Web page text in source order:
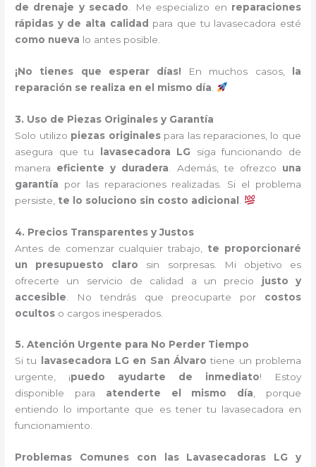
de drenaje y secado . Me especializo en reparaciones
rápidas y de alta calidad para que tu lavasecadora esté
como nueva lo antes posible.
¡No tienes que esperar días! En muchos casos,
la
reparación se realiza en el mismo día
3. Uso de Piezas Originales y Garantía
Solo utilizo piezas originalespara las reparaciones, lo que
asegura que tu
lavasecadora LG siga funcionando de
manera eficiente y duradera . Además, te ofrezco una
garantía por las reparaciones realizadas. Si el problema
persiste, te lo soluciono sin costo adicional
4. Precios Transparentes y Justos
Antes de comenzar cualquier trabajo, te proporcionaré
un presupuesto claro sin sorpresas. Mi objetivo es
ofrecerte un servicio de calidad a un precio justo y
accesible . No tendrás que preocuparte por costos
ocultos o cargos inesperados.
5. Atención Urgente para No Perder Tiempo
Si tu
lavasecadora LG en San Álvaro tiene un problema
urgente, ¡puedo ayudarte de inmediato! Estoy
disponible para atenderte el mismo día, porque
entiendo lo importante que es tener tu lavasecadora en
funcionamiento.
Problemas Comunes con las Lavasecadoras LG y